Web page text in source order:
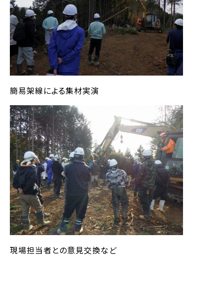
簡易架線による集材実演
現場担当者との意見交換など